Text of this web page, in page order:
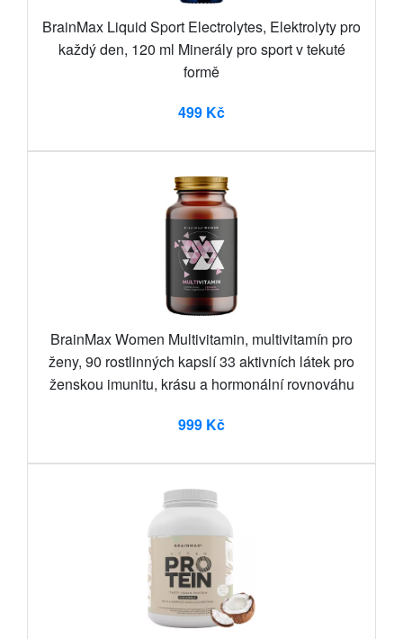
BrainMax Liquid Sport Electrolytes, Elektrolyty pro
každý den, 120 ml Minerály pro sport v tekuté
formě
499 Kč
BrainMax Women Multivitamin, multivitamín pro
ženy, 90 rostlinných kapslí 33 aktivních látek pro
ženskou imunitu, krásu a hormonální rovnováhu
999 Kč